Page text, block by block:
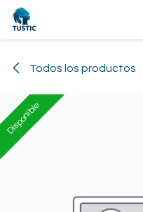
Ir al contenido
Todos los productos
Disponible
Disponible